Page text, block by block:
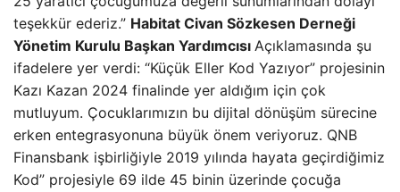
teşekkür ederiz.” Habitat Civan Sözkesen Derneği
Yönetim Kurulu Başkan Yardımcısı Açıklamasında şu
ifadelere yer verdi: “Küçük Eller Kod Yazıyor” projesinin
Kazı Kazan 2024 finalinde yer aldığım için çok
mutluyum. Çocuklarımızın bu dijital dönüşüm sürecine
erken entegrasyonuna büyük önem veriyoruz. QNB
Finansbank işbirliğiyle 2019 yılında hayata geçirdiğimiz
Kod” projesiyle 69 ilde 45 binin üzerinde çocuğa